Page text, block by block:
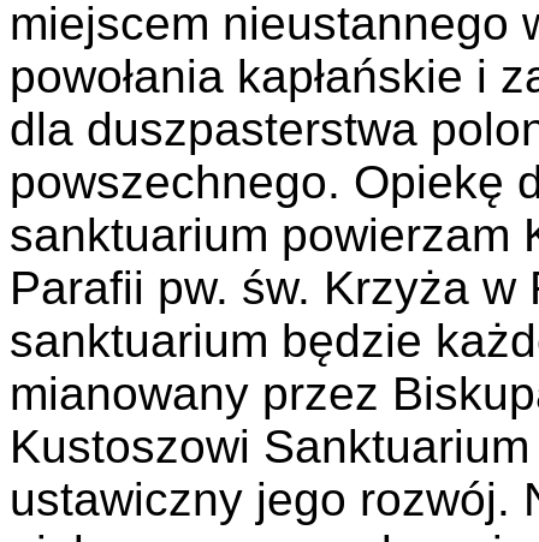
miejscem nieustannego
powołania kapłańskie i
dla duszpasterstwa
powszechnego. Opiekę
sanktuarium powierzam
Parafii pw. św. Krzyża
sanktuarium będzie
mianowany przez
Kustoszowi
ustawiczny jego rozwój.